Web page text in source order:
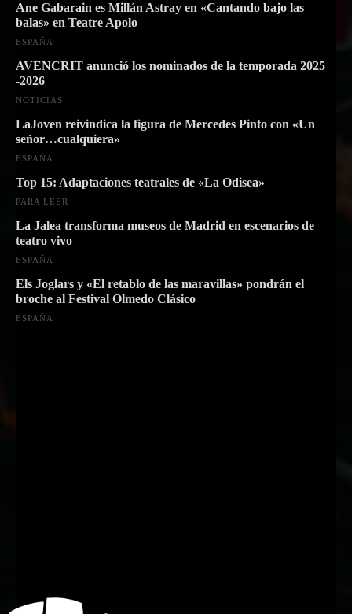
Ane Gabarain es Millán Astray en «Cantando bajo las
balas» en Teatre Apolo
ESPAÑA
AVENCRIT anunció los nominados de la temporada 2025
-2026
NOTICIAS
LaJoven reivindica la figura de Mercedes Pinto con «Un
señor…cualquiera»
ESPAÑA
Top 15: Adaptaciones teatrales de «La Odisea»
PARA LEER
La Jalea transforma museos de Madrid en escenarios de
teatro vivo
ESPAÑA
Els Joglars y «El retablo de las maravillas» pondrán el
broche al Festival Olmedo Clásico
ESPAÑA